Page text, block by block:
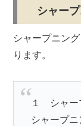
シャープ
シャープニン
ります。
１ シャー
シャープニ